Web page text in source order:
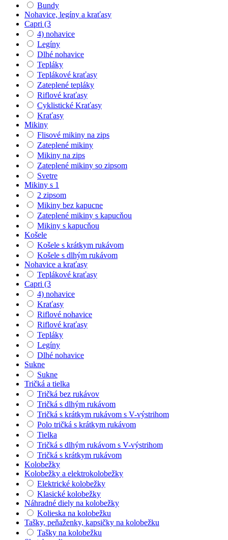
Bundy
Nohavice, legíny a kraťasy
Capri (3
4) nohavice
Legíny
Dlhé nohavice
Tepláky
Teplákové kraťasy
Zateplené tepláky
Riflové kraťasy
Cyklistické Kraťasy
Kraťasy
Mikiny
Flisové mikiny na zips
Zateplené mikiny
Mikiny na zips
Zateplené mikiny so zipsom
Svetre
Mikiny s 1
2 zipsom
Mikiny bez kapucne
Zateplené mikiny s kapucňou
Mikiny s kapucňou
Košele
Košele s krátkym rukávom
Košele s dlhým rukávom
Nohavice a kraťasy
Teplákové kraťasy
Capri (3
4) nohavice
Kraťasy
Riflové nohavice
Riflové kraťasy
Tepláky
Legíny
Dlhé nohavice
Sukne
Sukne
Tričká a tielka
Tričká bez rukávov
Tričká s dlhým rukávom
Tričká s krátkym rukávom s V-výstrihom
Polo tričká s krátkym rukávom
Tielka
Tričká s dlhým rukávom s V-výstrihom
Tričká s krátkym rukávom
Kolobežky
Kolobežky a elektrokolobežky
Elektrické kolobežky
Klasické kolobežky
Náhradné diely na kolobežky
Kolieska na kolobežku
Tašky, peňaženky, kapsičky na kolobežku
Tašky na kolobežku